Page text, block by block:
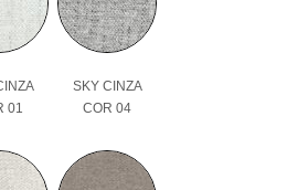
01
SKY CINZA
COR 04